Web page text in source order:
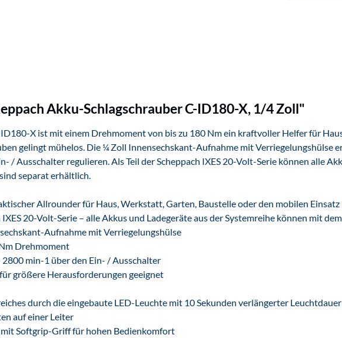
Akku-Schlagschrauber C-ID180-X, 1/4 Zoll"
X ist mit einem Drehmoment von bis zu 180 Nm ein kraftvoller Helfer für
gelingt mühelos. Die ¼ Zoll Innensechskant-Aufnahme mit Verriegelungshülse
/ Ausschalter regulieren. Als Teil der Scheppach IXES 20-Volt-Serie können alle
separat erhältlich.
Allrounder für Haus, Werkstatt, Garten, Baustelle oder den mobilen Einsatz
20-Volt-Serie – alle Akkus und Ladegeräte aus der Systemreihe können mit
Aufnahme mit Verriegelungshülse
Drehmoment
min-1 über den Ein- / Ausschalter
größere Herausforderungen geeignet
durch die eingebaute LED-Leuchte mit 10 Sekunden verlängerter
auf einer Leiter
Softgrip-Griff für hohen Bedienkomfort